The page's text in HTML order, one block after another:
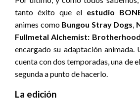
tanto éxito que el estudio
animes como Bungou Stray Dogs,
Fullmetal Alchemist: Brotherhood
encargado su adaptación animada.
cuenta con dos temporadas, una de
segunda a punto de hacerlo.
La edición